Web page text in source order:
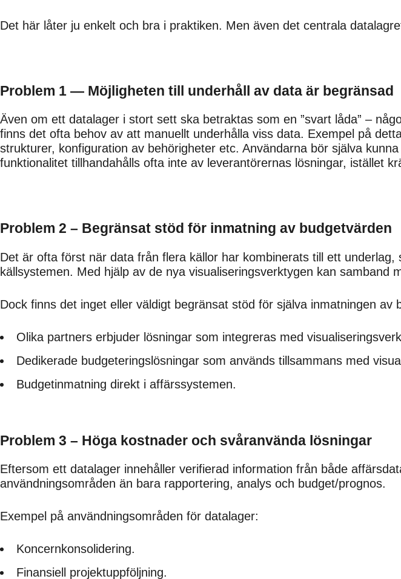
Det här låter ju enkelt och bra i praktiken. Men även det centrala
Problem 1 — Möjligheten till underhåll av data är begränsad
Även om ett datalager i stort sett ska betraktas som en ”svart låda” –
finns det ofta behov av att manuellt underhålla viss data. Exempel på
strukturer, konfiguration av behörigheter etc. Användarna bör själva
funktionalitet tillhandahålls ofta inte av leverantörernas lösningar, istället
Problem 2 – Begränsat stöd för inmatning av budgetvärden
Det är ofta först när data från flera källor har kombinerats till ett
källsystemen. Med hjälp av de nya visualiseringsverktygen kan samband
Dock finns det inget eller väldigt begränsat stöd för själva inmatningen
Olika partners erbjuder lösningar som integreras med
Dedikerade budgeteringslösningar som används tillsammans med
Budgetinmatning direkt i affärssystemen.
Problem 3 – Höga kostnader och svåranvända lösningar
Eftersom ett datalager innehåller verifierad information från både
användningsområden än bara rapportering, analys och budget/prognos.
Exempel på användningsområden för datalager:
Koncernkonsolidering.
Finansiell projektuppföljning.